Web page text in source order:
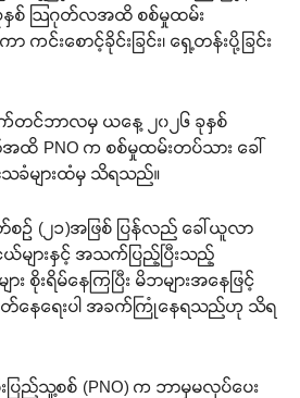
စ် ဩဂုတ်လအထိ စစ်မှုထမ်း
ကင်းစောင့်ခိုင်းခြင်း၊ ရှေ့တန်းပို့ခြင်း
က်တင်ဘာလမှ ယနေ့ ၂၀၂၆ ခုနှစ်
ထိ PNO က စစ်မှုထမ်းတပ်သား ခေါ်
သခံများထံမှ သိရသည်။
(၂၁)အဖြစ် ပြန်လည် ခေါ်ယူလာ
များနှင့် အသက်ပြည့်ပြီးသည့်
ား စိုးရိမ်နေကြပြီး မိဘများအနေဖြင့်
ဝတ်နေရေးပါ အခက်ကြုံနေရသည်ဟု သိရ
ပြည်သူ့စစ် (PNO) က ဘာမှမလုပ်ပေး